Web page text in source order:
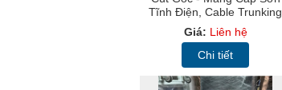
Tĩnh Điện, Cable Trunking
(MC)
Giá: Liên hệ
Chi tiết